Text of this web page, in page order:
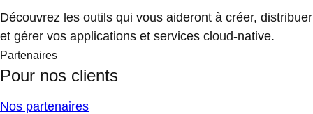
Découvrez les outils qui vous aideront à créer, distribuer
et gérer vos applications et services cloud-native.
Partenaires
Pour nos clients
Nos partenaires